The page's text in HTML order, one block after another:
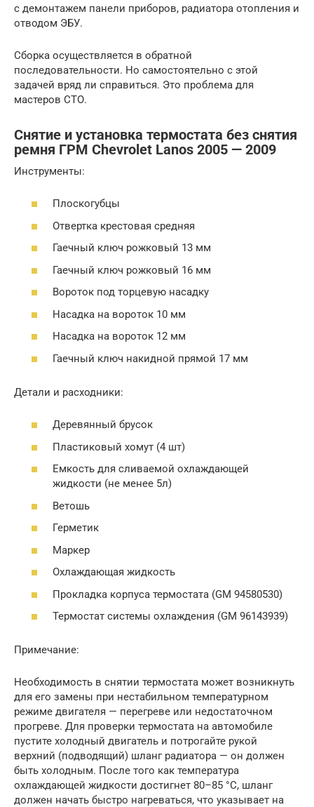
с демонтажем панели приборов, радиатора отопления и
отводом ЭБУ.
Сборка осуществляется в обратной
последовательности. Но самостоятельно с этой
задачей вряд ли справиться. Это проблема для
мастеров СТО.
Снятие и установка термостата без снятия
ремня ГРМ Chevrolet Lanos 2005 — 2009
Инструменты:
Плоскогубцы
Отвертка крестовая средняя
Гаечный ключ рожковый 13 мм
Гаечный ключ рожковый 16 мм
Вороток под торцевую насадку
Насадка на вороток 10 мм
Насадка на вороток 12 мм
Гаечный ключ накидной прямой 17 мм
Детали и расходники:
Деревянный брусок
Пластиковый хомут (4 шт)
Емкость для сливаемой охлаждающей
жидкости (не менее 5л)
Ветошь
Герметик
Маркер
Охлаждающая жидкость
Прокладка корпуса термостата (GM 94580530)
Термостат системы охлаждения (GM 96143939)
Примечание:
Необходимость в снятии термостата может возникнуть
для его замены при нестабильном температурном
режиме двигателя — перегреве или недостаточном
прогреве. Для проверки термостата на автомобиле
пустите холодный двигатель и потрогайте рукой
верхний (подводящий) шланг радиатора — он должен
быть холодным. После того как температура
охлаждающей жидкости достигнет 80–85 °С, шланг
должен начать быстро нагреваться, что указывает на